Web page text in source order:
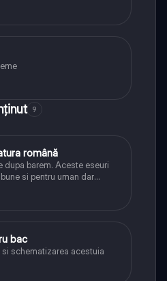
9
română
dupa barem. Aceste eseuri
si pentru uman dar
si caracrerizarile.
bac
schematizarea acestuia